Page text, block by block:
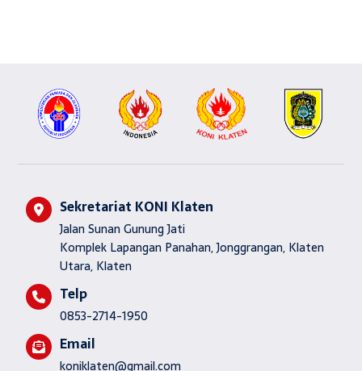
Sekretariat KONI Klaten
Jalan Sunan Gunung Jati
Komplek Lapangan Panahan, Jonggrangan, Klaten
Utara, Klaten
Telp
0853-2714-1950
Email
koniklaten@gmail.com